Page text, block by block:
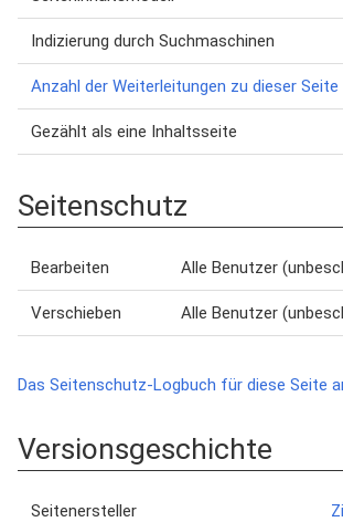
Indizierung durch Suchmaschinen
Anzahl der Weiterleitungen zu dieser Seite
Gezählt als eine Inhaltsseite
Seitenschutz
Bearbeiten Alle Benutzer
Verschieben Alle Benutzer
Das Seitenschutz-Logbuch für diese Seite
Versionsgeschichte
Seitenersteller